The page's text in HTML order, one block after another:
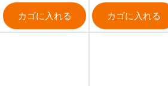
カゴに入れる カゴに入れる